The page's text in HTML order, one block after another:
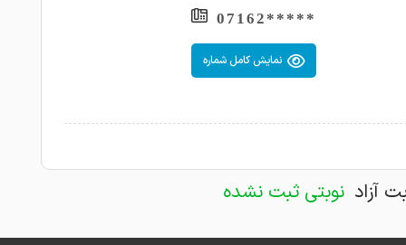
آزاد نوبتی ثبت نشده
*****07162
نمایش کامل شماره